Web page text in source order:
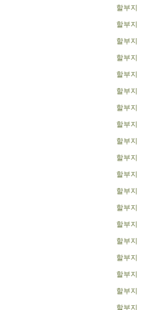
할부지
할부지
할부지
할부지
할부지
할부지
할부지
할부지
할부지
할부지
할부지
할부지
할부지
할부지
할부지
할부지
할부지
할부지
할부지